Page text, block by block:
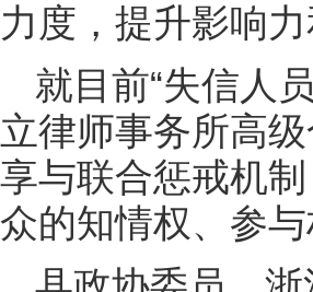
力度，提升影响
就目前“失信人
立律师事务所高
享与联合惩戒机
众的知情权、参